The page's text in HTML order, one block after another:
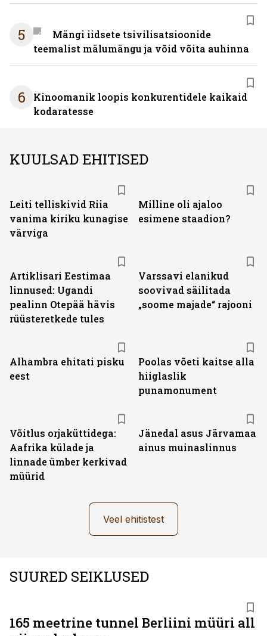
5
Mängi iidsete tsivilisatsioonide
teemalist mälumängu ja võid võita auhinna
6
Kinoomanik loopis konkurentidele kaikaid
kodaratesse
KUULSAD EHITISED
Leiti telliskivid Riia
vanima kiriku kunagise
värviga
Milline oli ajaloo
esimene staadion?
Artiklisari Eestimaa
linnused: Ugandi
pealinn Otepää hävis
rüüsteretkede tules
Varssavi elanikud
soovivad säilitada
„soome majade“ rajooni
Alhambra ehitati pisku
eest
Poolas võeti kaitse alla
hiiglaslik
punamonument
Võitlus orjaküttidega:
Aafrika külade ja
linnade ümber kerkivad
müürid
Jänedal asus Järvamaa
ainus muinaslinnus
Veel ehitistest
SUURED SEIKLUSED
165 meetrine tunnel Berliini müüri all